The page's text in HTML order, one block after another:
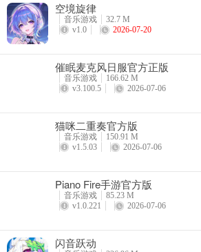
空境旋律
音乐游戏
32.7 M
v1.0
2026-07-20
催眠麦克风日服官方正版
音乐游戏
166.62 M
v3.100.5
2026-07-06
猫咪二重奏官方版
音乐游戏
150.91 M
v1.5.03
2026-07-06
Piano Fire手游官方版
音乐游戏
85.23 M
v1.0.221
2026-07-06
闪音跃动